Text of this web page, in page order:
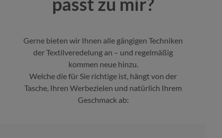
Gerne bieten wir Ihnen alle gängigen Techniken
der Textilveredelung an – und regelmäßig
kommen neue hinzu.
Welche die für Sie richtige ist, hängt von der
Tasche, Ihren Werbezielen und natürlich Ihrem
Geschmack ab: